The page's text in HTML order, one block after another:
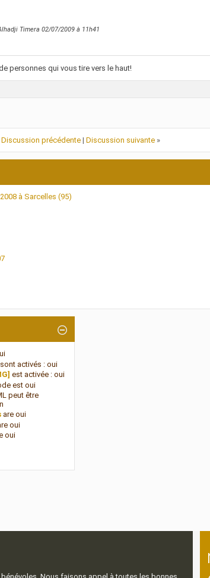
Timera 02/07/2009 à 11h41
personnes qui vous tire vers le haut!
Discussion précédente| Discussion suivante »
à Sarcelles (95)
activés : oui
est activée : oui
est oui
peut être
are oui
oui
oui